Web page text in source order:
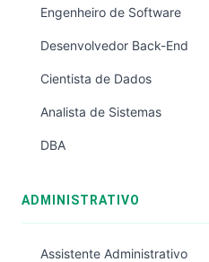
Engenheiro de Software
Desenvolvedor Back-End
Cientista de Dados
Analista de Sistemas
DBA
ADMINISTRATIVO
Assistente Administrativo